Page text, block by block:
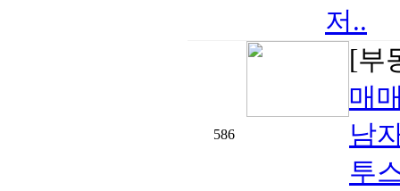
저..
586
[부
매
남
투